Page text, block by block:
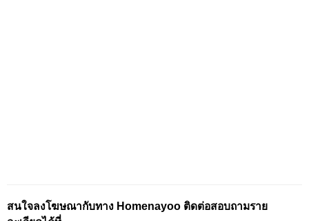
สนใจลงโฆษณากับทาง Homenayoo ติดต่อสอบถามราย